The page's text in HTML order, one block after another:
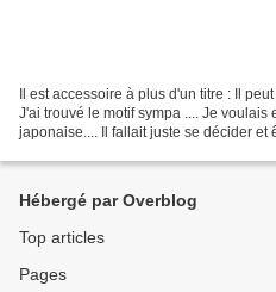
Il est accessoire à plus d'un titre : Il
J'ai trouvé le motif sympa .... Je voulais
japonaise.... Il fallait juste se décider et
Hébergé par Overblog
Top articles
Pages